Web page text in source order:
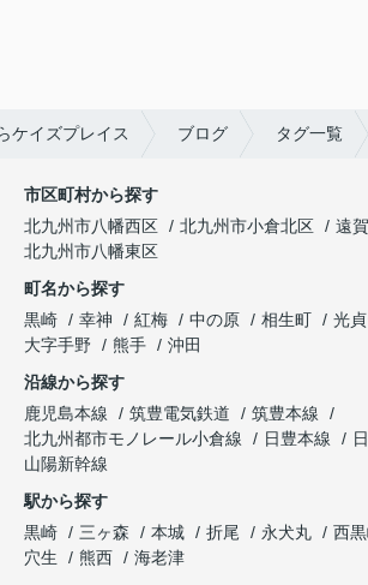
ケイズプレイス ブログ タグ一覧
市区町村から探す
北九州市八幡西区
北九州市小倉北区
遠
北九州市八幡東区
町名から探す
黒崎
幸神 紅梅 中の原 相生町 光
大字手野
熊手
沖田
沿線から探す
鹿児島本線
筑豊電気鉄道
筑豊本線
北九州都市モノレール小倉線
日豊本線
山陽新幹線
駅から探す
黒崎
三ヶ森 本城 折尾 永犬丸 西
穴生
熊西 海老津